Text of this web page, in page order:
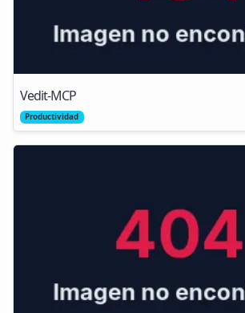
Vedit-MCP
Productividad